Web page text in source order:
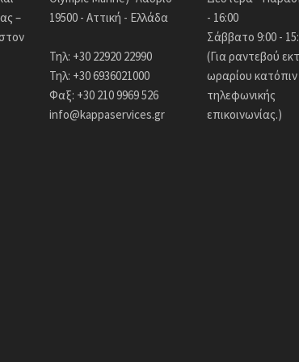
–
19500 - Αττική - Ελλάδα
Τηλ: +30 22920 22990
Τηλ: +30 6936021000
Φαξ: +30 210 9969 526
info@kappaservices.gr
- 16:00
Σάββατο 9:00 -
(Για ραντεβού
ωραρίου κατόπιν
τηλεφωνικής
επικοινωνίας.)